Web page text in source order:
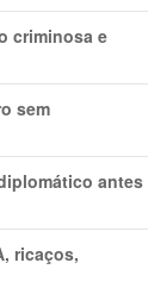
criminosa e
sem
antes
ricaços,